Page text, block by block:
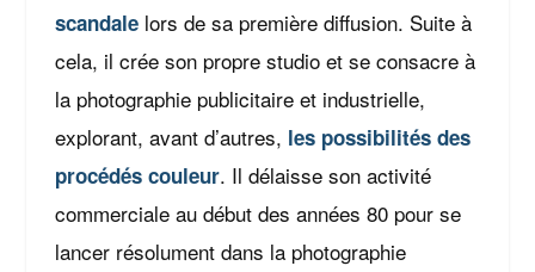
scandale lors de sa première diffusion. Suite à
cela, il crée son propre studio et se consacre à
la photographie publicitaire et industrielle,
explorant, avant d’autres, les possibilités des
procédés couleur. Il délaisse son activité
commerciale au début des années 80 pour se
lancer résolument dans la photographie